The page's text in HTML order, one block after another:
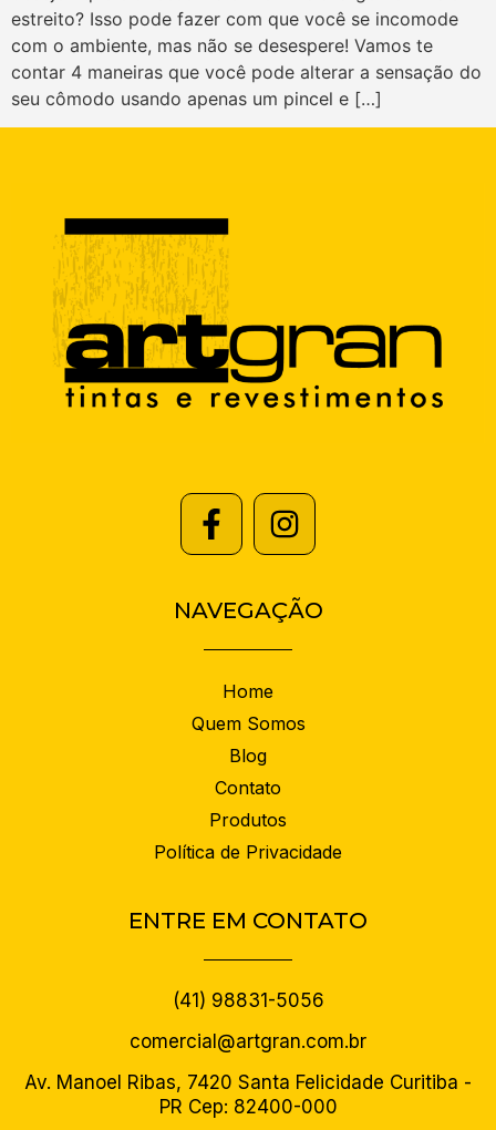
estreito? Isso pode fazer com que você se incomode
com o ambiente, mas não se desespere! Vamos te
contar 4 maneiras que você pode alterar a sensação do
seu cômodo usando apenas um pincel e […]
NAVEGAÇÃO
Home
Quem Somos
Blog
Contato
Produtos
Política de Privacidade
ENTRE EM CONTATO
(41) 98831-5056
comercial@artgran.com.br
Av. Manoel Ribas, 7420 Santa Felicidade Curitiba -
PR Cep: 82400-000